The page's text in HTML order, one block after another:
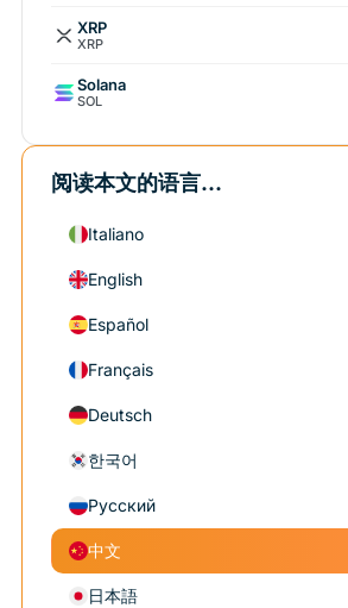
XRP
XRP
Solana
SOL
阅读本文的语言...
Italiano
English
Español
Français
Deutsch
한국어
Русский
中文
日本語